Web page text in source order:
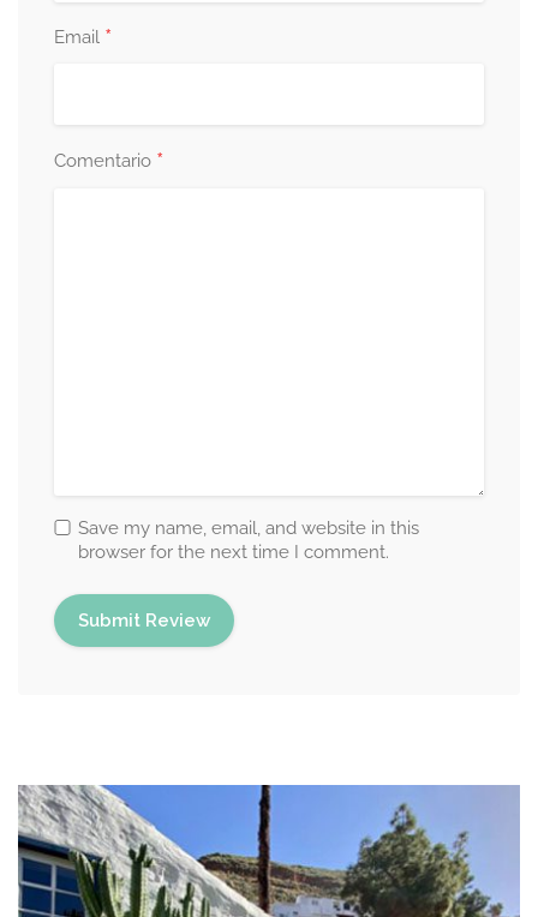
Email *
Comentario *
Save my name, email, and website in this
browser for the next time I comment.